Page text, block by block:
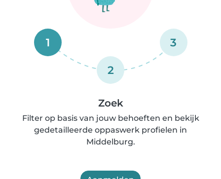
1
2
3
Zoek
Filter op basis van jouw behoeften en bekijk
gedetailleerde oppaswerk profielen in
Middelburg.